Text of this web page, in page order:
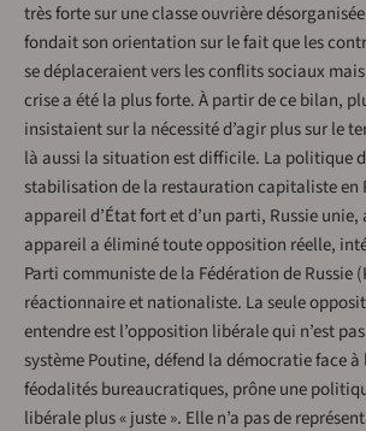
très forte sur une classe ouvrière
fondait son orientation sur le fait que les
se déplaceraient vers les conflits sociaux
crise a été la plus forte. À partir de ce bilan,
insistaient sur la nécessité d’agir plus sur le
là aussi la situation est difficile. La politique
stabilisation de la restauration capitaliste en
appareil d’État fort et d’un parti, Russie unie,
appareil a éliminé toute opposition réelle,
Parti communiste de la Fédération de Russie
réactionnaire et nationaliste. La seule
entendre est l’opposition libérale qui n’est
système Poutine, défend la démocratie face
féodalités bureaucratiques, prône une
libérale plus « juste ». Elle n’a pas de